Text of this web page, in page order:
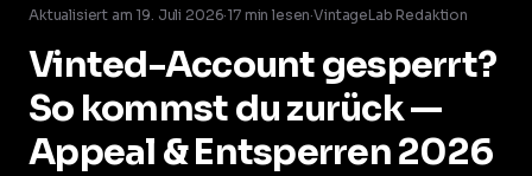
Aktualisiert am 19. Juli 2026·17min lesen·VintageLab Redaktion
Vinted-Account gesperrt?
So kommst du zurück —
Appeal & Entsperren 2026